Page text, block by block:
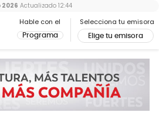
Hable con el
Programa
Selecciona tu emisora
Elige tu emisora
2026 Actualizado 12:44